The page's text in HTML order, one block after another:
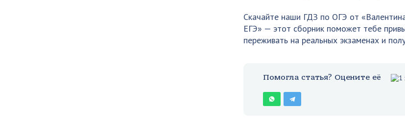
Скачайте наши ГДЗ по ОГЭ от
ЕГЭ» — этот сборник поможет тебе
переживать на реальных экзаменах и
Помогла статья? Оцените её